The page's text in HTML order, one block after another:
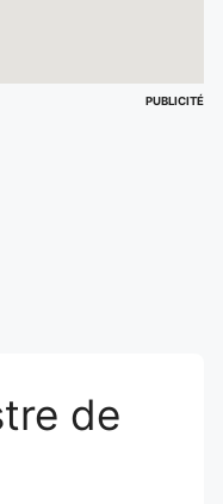
PUBLICITÉ
de